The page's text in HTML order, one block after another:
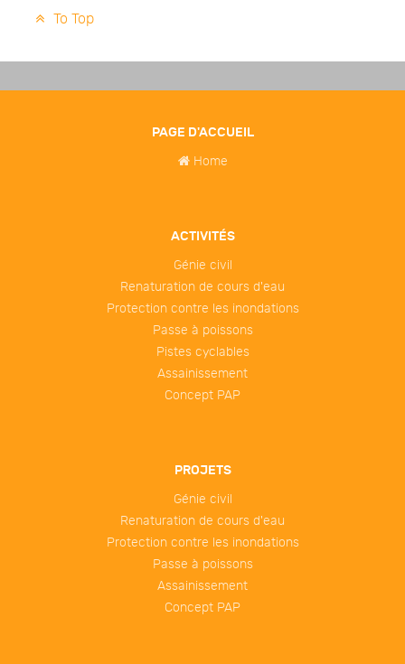
To Top
PAGE D'ACCUEIL
Home
ACTIVITÉS
Génie civil
Renaturation de cours d'eau
Protection contre les inondations
Passe à poissons
Pistes cyclables
Assainissement
Concept PAP
PROJETS
Génie civil
Renaturation de cours d'eau
Protection contre les inondations
Passe à poissons
Assainissement
Concept PAP